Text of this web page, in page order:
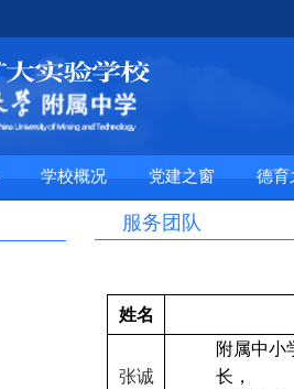
学校概况 党建之窗 德育
服务团队
姓名
张诚
附属中小
长，